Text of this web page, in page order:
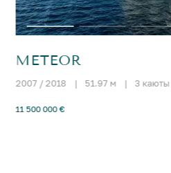
METEOR
2007 / 2018 | 51.97 м | 3 каюты
11 500 000 €